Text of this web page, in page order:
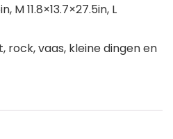
M 11.8×13.7×27.5in, L
rock, vaas, kleine dingen en